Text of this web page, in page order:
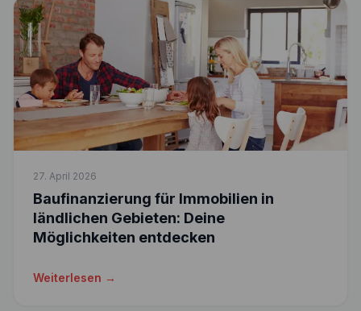
27. April 2026
Baufinanzierung für Immobilien in
ländlichen Gebieten: Deine
Möglichkeiten entdecken
Weiterlesen →